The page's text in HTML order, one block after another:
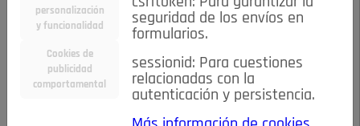
Escucha el audio de este artículo:
personalización
y funcionalidad
Cookies de
publicidad
comportamental
seguridad de los envíos en
formularios.
sessionid: Para cuestiones
relacionadas con la
autenticación y persistencia.